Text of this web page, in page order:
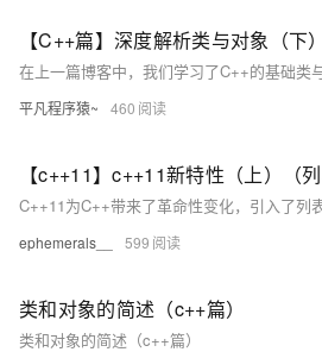
【C++篇】深度解析类与对象（下）
平凡程序猿~ 460
ephemerals__ 599
类和对象的简述（c++篇）
类和对象的简述（c++篇）